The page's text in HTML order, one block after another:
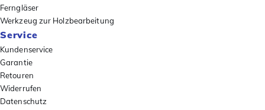
Ferngläser
Werkzeug zur Holzbearbeitung
Service
Kundenservice
Garantie
Retouren
Widerrufen
Datenschutz